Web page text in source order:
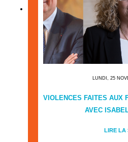
LUNDI, 25
VIOLENCES FAITES AUX
AVEC
LIRE LA